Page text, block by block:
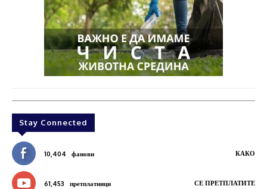
Stay Connected
10,404 фанови КАКО
61,453 претплатници СЕ ПРЕТПЛАТИТЕ